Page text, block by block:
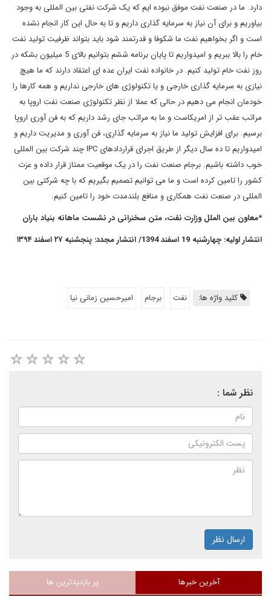
دارد. ما در صنعت نفت موفق نبوده ایم که یک شرکت نفتی بین المللی به وجود
بیاوریم و برای آن نیاز به سرمایه گذاری داریم و تا به حال این کار انجام نشده
است و اگر بخواهیم نفت ما شکوفا و قدرتمند شود باید بتواند ظرفیت تولید نفت
خام را بالا ببریم و امیدواریم تا پایان برنامه ششم بتوانیم بالای 5 میلیون بشکه در
روز نفت خام تولید کنیم. در خانواده نفت ایران عده ای اعتقاد دارند که ما هیچ
نیازی به سرمایه گذاری خارجی و یا تکنولوژی های خارجی نداریم و همه کارها را
خودمان انجام می دهیم در حالی که عملا از نظر تکنولوژی صنعت نفت اروپا به
مراتب عقب تر از امریکاست و ما به مراتب جای رشد داریم که به فن آوری اروپا
برسیم. برای افزایش تولید ما نیاز به سرمایه گذاری، فن آوری و مدیریت داریم و
امیدواریم تا ده سال دیگر از طریق اجرای قراردادهای IPC چند شرکت بین المللی
خوب داشته باشیم. برجام صنعت نفت را در یک موقعیت ممتاز قرار داده و عزت
کشور را تامین کرده است و ما می توانیم تصمیم بگیریم که با چه شرکتی بین
المللی در صنعت نفت همکاری و منافع بلندمدت خود را تامین کنیم.
*معاون بین الملل وزارت نفت، متن سخنرانی در نشست ماهانه بنیاد باران
انتشار اولیه: چهارشنبه 19 اسفند 1394/ انتشار مجدد: پنجشنبه ۲۷ اسفند ۱۳۹۴
کلید واژه ها: نفت برجام امیرحسین زمانی نیا
نظر شما :
ارسال نظر
آخرین خبرها پر بازدیدترین ها